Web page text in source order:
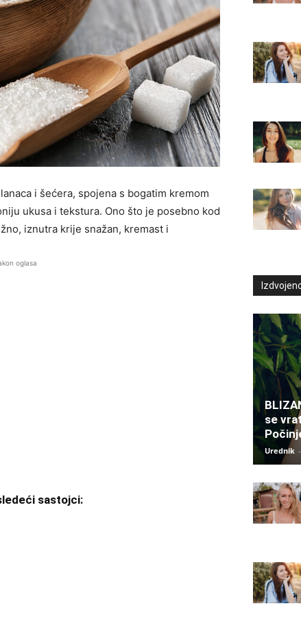
i šećera, spojena s bogatim kremom
ukusa i tekstura. Ono što je posebno kod
iznutra krije snažan, kremast i
oglasa
sastojci:
se
Urednik -